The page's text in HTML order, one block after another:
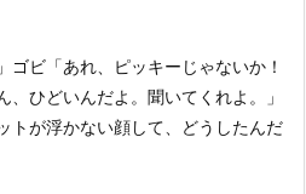
ゴビ「あれ、ピッキーじゃないか！
、ひどいんだよ。聞いてくれよ。」
トが浮かない顔して、どうしたんだ